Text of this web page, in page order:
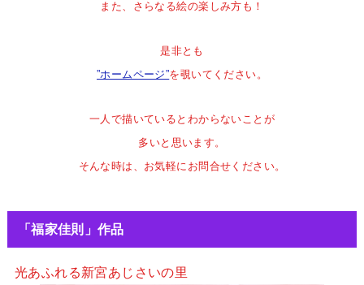
また、さらなる絵の楽しみ方も！
是非とも
”ホームページ”を覗いてください。
一人で描いているとわからないことが
多いと思います。
そんな時は、お気軽にお問合せください。
「福家佳則」作品
光あふれる新宮あじさいの里